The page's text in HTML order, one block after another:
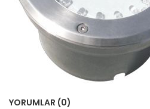
YORUMLAR (0)